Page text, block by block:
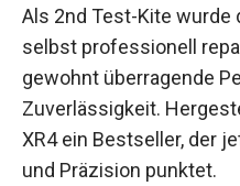
Als 2nd Test-Kite wurde
selbst professionell
gewohnt überragende
Zuverlässigkeit.
der XR4 ein Bestseller,
Power und Präzision